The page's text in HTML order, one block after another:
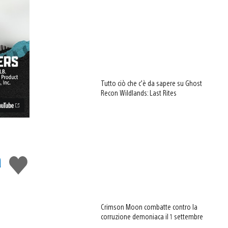
Mi
piace
Tutto ciò che c’è da sapere su Ghost
Recon Wildlands: Last Rites
Crimson Moon combatte contro la
corruzione demoniaca il 1 settembre